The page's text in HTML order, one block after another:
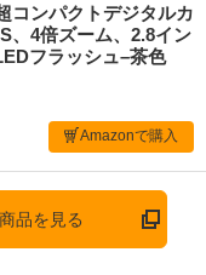
コンパクトデジタルカ
、4倍ズーム、2.8イン
フラッシュ–茶色
Amazonで購入
品を見る